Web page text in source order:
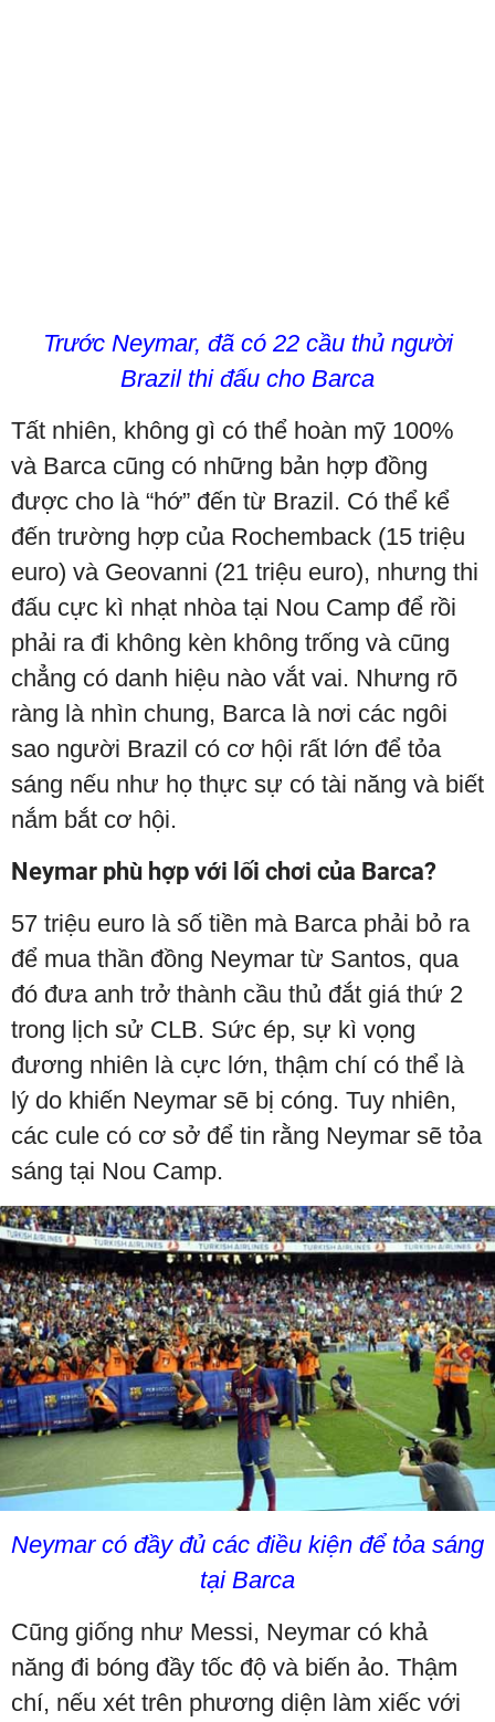
Trước Neymar, đã có 22 cầu thủ người
Brazil thi đấu cho Barca
Tất nhiên, không gì có thể hoàn mỹ 100%
và Barca cũng có những bản hợp đồng
được cho là “hớ” đến từ Brazil. Có thể kể
đến trường hợp của Rochemback (15 triệu
euro) và Geovanni (21 triệu euro), nhưng thi
đấu cực kì nhạt nhòa tại Nou Camp để rồi
phải ra đi không kèn không trống và cũng
chẳng có danh hiệu nào vắt vai. Nhưng rõ
ràng là nhìn chung, Barca là nơi các ngôi
sao người Brazil có cơ hội rất lớn để tỏa
sáng nếu như họ thực sự có tài năng và biết
nắm bắt cơ hội.
Neymar phù hợp với lối chơi của Barca?
57 triệu euro là số tiền mà Barca phải bỏ ra
để mua thần đồng Neymar từ Santos, qua
đó đưa anh trở thành cầu thủ đắt giá thứ 2
trong lịch sử CLB. Sức ép, sự kì vọng
đương nhiên là cực lớn, thậm chí có thể là
lý do khiến Neymar sẽ bị cóng. Tuy nhiên,
các cule có cơ sở để tin rằng Neymar sẽ tỏa
sáng tại Nou Camp.
Neymar có đầy đủ các điều kiện để tỏa sáng
tại Barca
Cũng giống như Messi, Neymar có khả
năng đi bóng đầy tốc độ và biến ảo. Thậm
chí, nếu xét trên phương diện làm xiếc với